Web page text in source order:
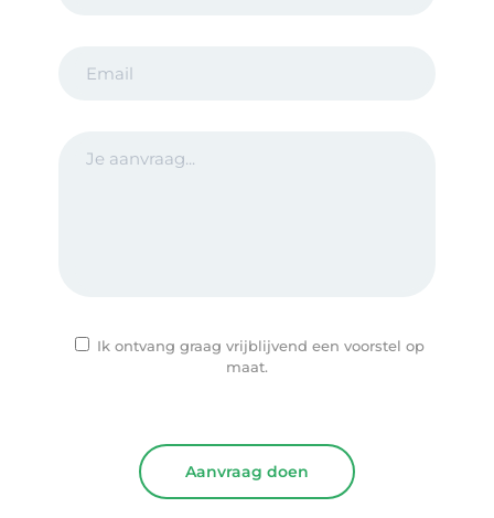
Ik ontvang graag vrijblijvend een voorstel op
maat.